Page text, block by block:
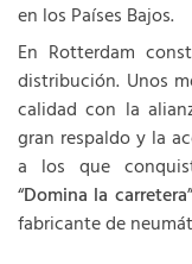
en los Países Bajos.
En Rotterdam
distribución. Unos
calidad con la
gran respaldo y la
a los que
“Domina la carretera
fabricante de